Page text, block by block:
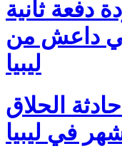
دفعة ثانية
داعش من
ليبيا
الحلاق